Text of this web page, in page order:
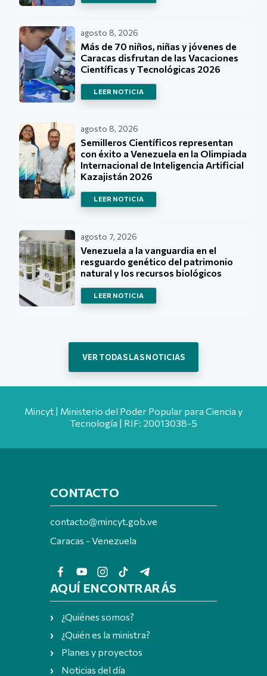
agosto 8, 2026
Más de 70 niños, niñas y jóvenes de
Caracas disfrutan de las Vacaciones
Científicas y Tecnológicas 2026
LEER NOTICIA
agosto 8, 2026
Semilleros Científicos representan
con éxito a Venezuela en la Olimpiada
Internacional de Inteligencia Artificial
Kazajistán 2026
LEER NOTICIA
agosto 7, 2026
Venezuela a la vanguardia en el
resguardo genético del patrimonio
natural y los recursos biológicos
LEER NOTICIA
VER TODAS LAS NOTICIAS
Mincyt | Ministerio del Poder Popular para Ciencia y
Tecnología | RIF: 20013038-5
CONTACTO
contacto@mincyt.gob.ve
Caracas - Venezuela
AQUÍ ENCONTRARÁS
¿Quiénes somos?
¿Quién es la ministra?
Planes y proyectos
Noticias del día